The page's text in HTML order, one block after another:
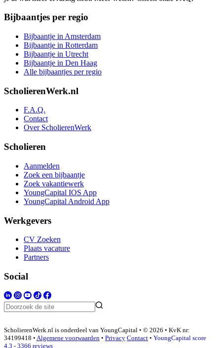
Bijbaantjes per regio
Bijbaantje in Amsterdam
Bijbaantje in Rotterdam
Bijbaantje in Utrecht
Bijbaantje in Den Haag
Alle bijbaantjes per regio
ScholierenWerk.nl
F.A.Q.
Contact
Over ScholierenWerk
Scholieren
Aanmelden
Zoek een bijbaantje
Zoek vakantiewerk
YoungCapital IOS App
YoungCapital Android App
Werkgevers
CV Zoeken
Plaats vacature
Partners
Social
ScholierenWerk.nl is onderdeel van YoungCapital • © 2026 • KvK nr:
34199418 • Algemene voorwaarden • Privacy Contact • YoungCapital score
4.3 - 3366 reviews